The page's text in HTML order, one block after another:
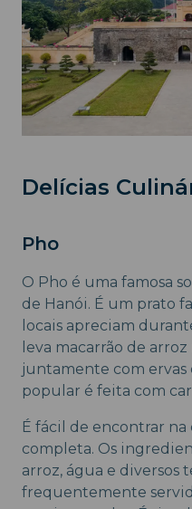
Delícias
Pho
O Pho é uma famosa
de Hanói. É um prato
locais apreciam
leva macarrão de
juntamente com ervas
popular é feita com
É fácil de encontrar
completa. Os
arroz, água e diversos
frequentemente